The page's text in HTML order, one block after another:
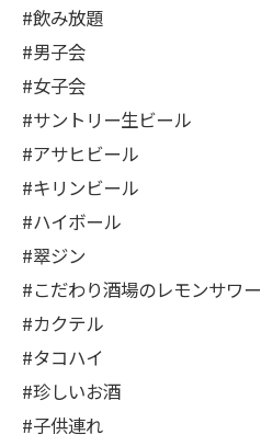
#飲み放題
#男子会
#女子会
#サントリー生ビール
#アサヒビール
#キリンビール
#ハイボール
#翠ジン
#こだわり酒場のレモンサワー
#カクテル
#タコハイ
#珍しいお酒
#子供連れ